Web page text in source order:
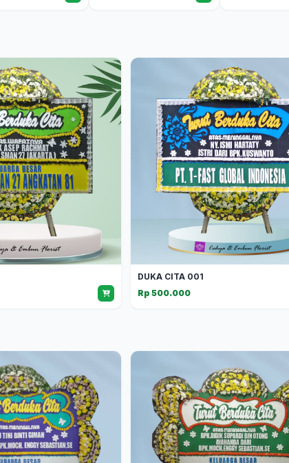
DUKA CITA 001
Rp 500.000